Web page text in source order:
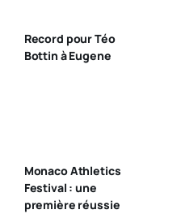
Record pour Téo
Bottin à Eugene
Monaco Athletics
Festival : une
première réussie